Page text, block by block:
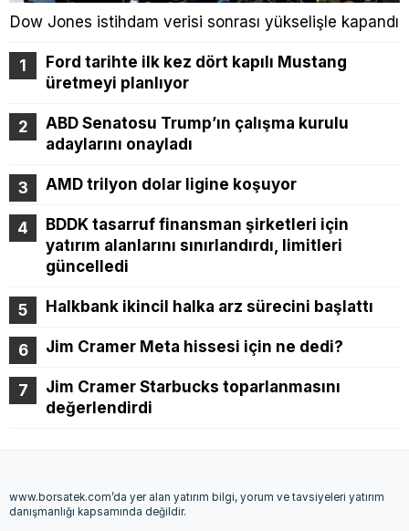
Dow Jones istihdam verisi sonrası yükselişle kapandı
Ford tarihte ilk kez dört kapılı Mustang
üretmeyi planlıyor
ABD Senatosu Trump’ın çalışma kurulu
adaylarını onayladı
AMD trilyon dolar ligine koşuyor
BDDK tasarruf finansman şirketleri için
yatırım alanlarını sınırlandırdı, limitleri
güncelledi
Halkbank ikincil halka arz sürecini başlattı
Jim Cramer Meta hissesi için ne dedi?
Jim Cramer Starbucks toparlanmasını
değerlendirdi
www.borsatek.com’da yer alan yatırım bilgi, yorum ve tavsiyeleri yatırım
danışmanlığı kapsamında değildir.